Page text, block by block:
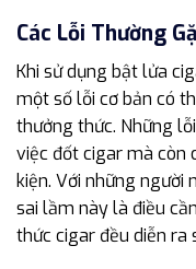
Các Lỗi Thường
Khi sử dụng bật lửa
một số lỗi cơ bản có
thưởng thức. Những
việc đốt cigar mà còn
kiện. Với những người
sai lầm này là điều
thức cigar đều diễn ra